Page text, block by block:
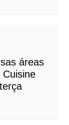
áreas